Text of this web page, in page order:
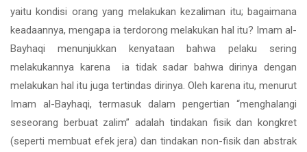
yaitu kondisi orang yang melakukan kezaliman itu; bagaimana
keadaannya, mengapa ia terdorong melakukan hal itu? Imam al-
Bayhaqi menunjukkan kenyataan bahwa pelaku sering
melakukannya karena ia tidak sadar bahwa dirinya dengan
melakukan hal itu juga tertindas dirinya. Oleh karena itu, menurut
Imam al-Bayhaqi, termasuk dalam pengertian “menghalangi
seseorang berbuat zalim” adalah tindakan fisik dan kongkret
(seperti membuat efek jera) dan tindakan non-fisik dan abstrak